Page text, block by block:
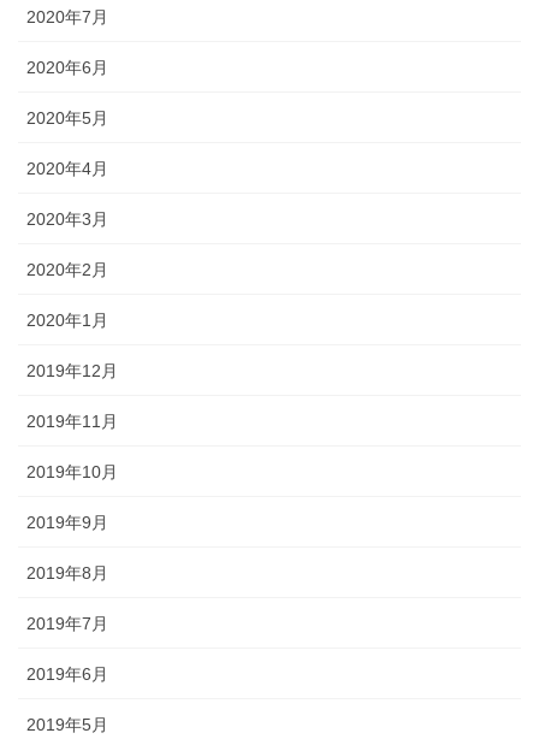
2020年7月
2020年6月
2020年5月
2020年4月
2020年3月
2020年2月
2020年1月
2019年12月
2019年11月
2019年10月
2019年9月
2019年8月
2019年7月
2019年6月
2019年5月